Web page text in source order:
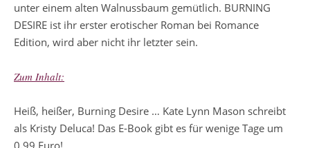
unter einem alten Walnussbaum gemütlich. BURNING
DESIRE ist ihr erster erotischer Roman bei Romance
Edition, wird aber nicht ihr letzter sein.
Zum Inhalt:
Heiß, heißer, Burning Desire … Kate Lynn Mason schreibt
als Kristy Deluca! Das E-Book gibt es für wenige Tage um
0,99 Euro!